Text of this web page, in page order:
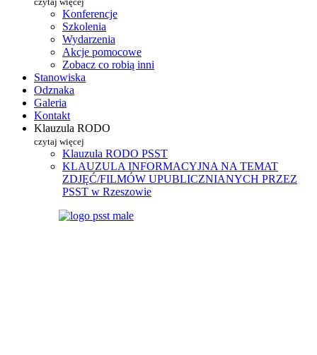
Konferencje
Szkolenia
Wydarzenia
Akcje pomocowe
Zobacz co robią inni
Stanowiska
Odznaka
Galeria
Kontakt
Klauzula RODO
czytaj więcej
Klauzula RODO PSST
KLAUZULA INFORMACYJNA NA TEMAT
ZDJĘĆ/FILMÓW UPUBLICZNIANYCH PRZEZ
PSST w Rzeszowie